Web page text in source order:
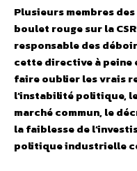
Plusieurs membres
boulet rouge sur la
responsable des
cette directive à peine
faire oublier les vrais
l’instabilité politique,
marché commun, le
la faiblesse de
politique industrielle